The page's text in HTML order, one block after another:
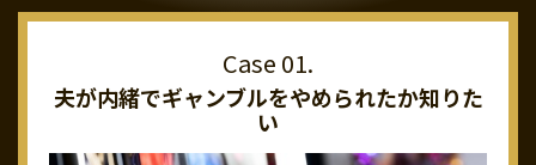
夫が内緒でギャンブルをやめられたか知りた
い